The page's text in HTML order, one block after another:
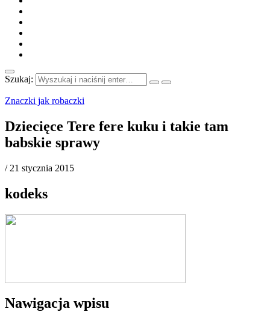
Szukaj:
Znaczki jak robaczki
Dziecięce Tere fere kuku i takie tam
babskie sprawy
/ 21 stycznia 2015
kodeks
Nawigacja wpisu